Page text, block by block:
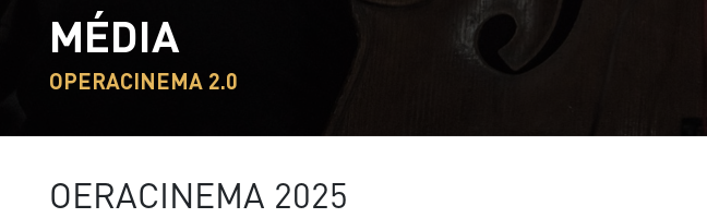
MÉDIA
OPERACINEMA 2.0
OERACINEMA 2025